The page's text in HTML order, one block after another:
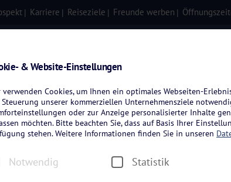
Karriere Reiseziele Freunde werben
& Website-Einstellungen
verwenden Cookies, um Ihnen ein optimales Webseiten-
unserer kommerziellen Unternehmensziele
oder zur Anzeige personalisierter Inhalte
möchten. Bitte beachten Sie, dass auf Basis Ihrer
stehen. Weitere Informationen finden Sie in unseren
Notwendig Statistik